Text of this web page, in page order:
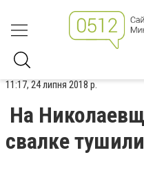
11:17, 24 липня 2018 р.
На
свалке